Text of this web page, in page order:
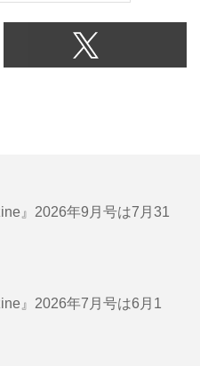
』2026年9月号は7月31
』2026年7月号は6月1